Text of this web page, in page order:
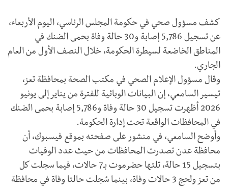
كشف مسؤول صحي في حكومة المجلس الرئاسي، اليوم الأربعاء،
عن تسجيل 5,786 إصابة و30 حالة وفاة بحمى الضنك في
المناطق الخاضعة لسيطرة الحكومة، خلال النصف الأول من العام
الجاري.
وقال مسؤول الإعلام الصحي في مكتب الصحة بمحافظة تعز،
تيسير السامعي، إن البيانات الوبائية للفترة من يناير إلى يونيو
2026 أظهرت تسجيل 30 حالة وفاة و5,786 إصابة بحمى الضنك
في المحافظات الواقعة تحت إدارة الحكومة.
وأوضح السامعي، في منشور على صفحته بموقع فيسبوك، أن
محافظة عدن تصدرت المحافظات من حيث عدد الوفيات
بتسجيل 15 حالة، تلتها حضرموت بـ7 حالات، فيما سجلت كل
من تعز ولحج 3 حالات وفاة، بينما سُجلت حالتا وفاة في محافظة